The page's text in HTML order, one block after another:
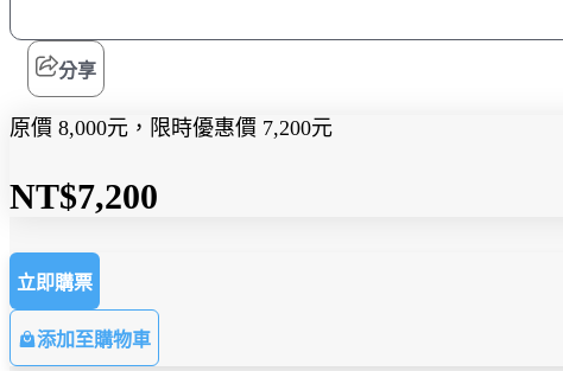
分享
原價 8,000元，限時優惠價 7,200元
NT$7,200
立即購票
添加至購物車